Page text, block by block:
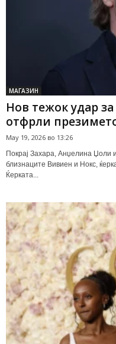
МАГАЗИН
Нов тежок удар
отфрли
May 19, 2026 во 13:26
Покрај Захара, Анџелина Џоли
близнаците Вивиен и Нокс,
Ќерката...